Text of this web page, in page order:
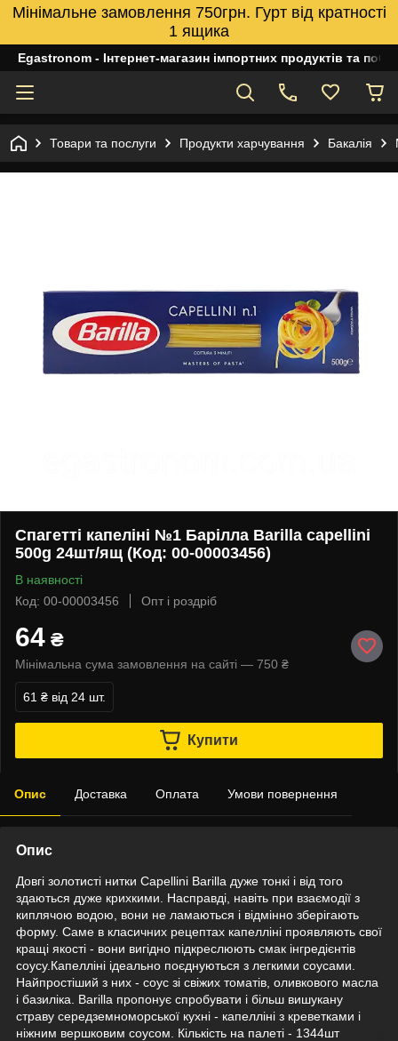
Мінімальне замовлення 750грн. Гурт від кратності
1 ящика
Egastronom - Інтернет-магазин імпортних продуктів та
Товари та послуги Продукти харчування Бакалія
Спагетті капеліні №1 Барілла Barilla capellini
500g 24шт/ящ (Код: 00-00003456)
В наявності
Код: 00-00003456
Опт і роздріб
64 ₴
Мінімальна сума замовлення на сайті — 750 ₴
61 ₴ від 24 шт.
Купити
Опис Доставка Оплата Умови повернення
Опис
Довгі золотисті нитки Capellini Barilla дуже тонкі і від того
здаються дуже крихкими. Насправді, навіть при взаємодії з
киплячою водою, вони не ламаються і відмінно зберігають
форму. Саме в класичних рецептах капелліні проявляють свої
кращі якості - вони вигідно підкреслюють смак інгредієнтів
соусу.Капелліні ідеально поєднуються з легкими соусами.
Найпростіший з них - соус зі свіжих томатів, оливкового масла
і базиліка. Barilla пропонує спробувати і більш вишукану
страву середземноморської кухні - капелліні з креветками і
ніжним вершковим соусом. Кількість на палеті - 1344шт